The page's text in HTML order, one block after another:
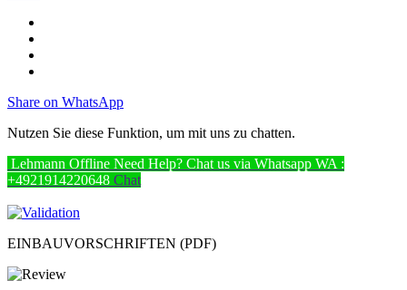
Share on WhatsApp
Nutzen Sie diese Funktion, um mit uns zu chatten.
Lehmann Offline Need Help? Chat us via Whatsapp WA :
+4921914220648 Chat
EINBAUVORSCHRIFTEN (PDF)